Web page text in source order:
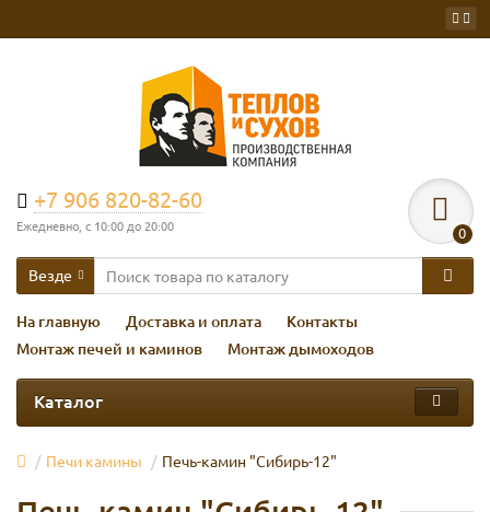
+7 906 820-82-60
Ежедневно, с 10:00 до 20:00 0
Везде
На главную Доставка и оплата
Контакты
Монтаж печей и каминов
Монтаж дымоходов
Каталог
Печи камины Печь-камин "Сибирь-12"